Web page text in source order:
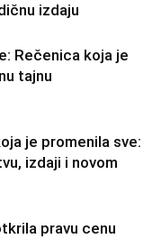
izdaju
Rečenica koja je
tajnu
je promenila sve:
izdaji i novom
pravu cenu